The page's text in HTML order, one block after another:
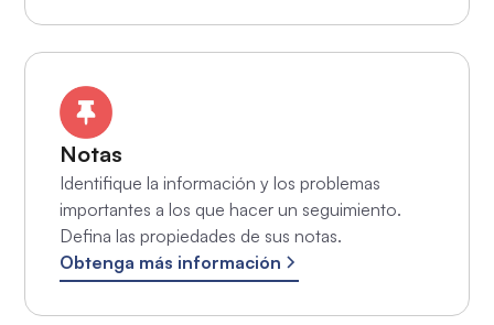
Notas
Identifique la información y los problemas
importantes a los que hacer un seguimiento.
Defina las propiedades de sus notas.
Obtenga más información